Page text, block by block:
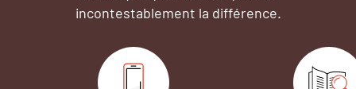
incontestablement la différence.